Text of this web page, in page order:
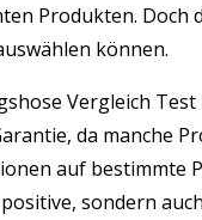
Produkten. Doch
können.
Vergleich
da manche
auf bestimmte
sondern